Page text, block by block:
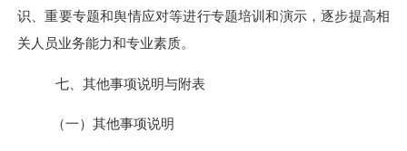
识、重要专题和舆情应对等进行专题培训和演示，逐步提高相
关人员业务能力和专业素质。
七、其他事项说明与附表
（一）其他事项说明